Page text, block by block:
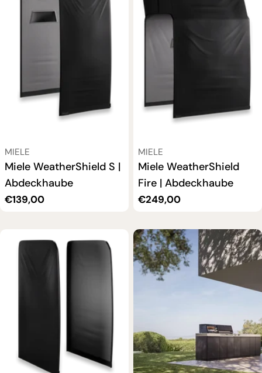
VERKÄUFER:
MIELE
Miele WeatherShield S |
Abdeckhaube
Regulärer
€139,00
VERKÄUFER:
MIELE
Miele WeatherShield
Fire | Abdeckhaube
Regulärer
€249,00